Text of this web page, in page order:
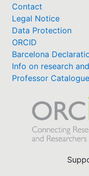
Contact
Legal Notice
Data Protection
ORCID
Barcelona
Info on research
Professor Catalogue